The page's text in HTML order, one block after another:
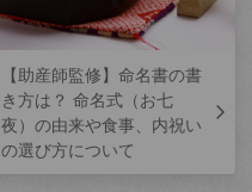
【助産師監修】命名書の書
き方は？ 命名式（お七
夜）の由来や食事、内祝い
の選び方について